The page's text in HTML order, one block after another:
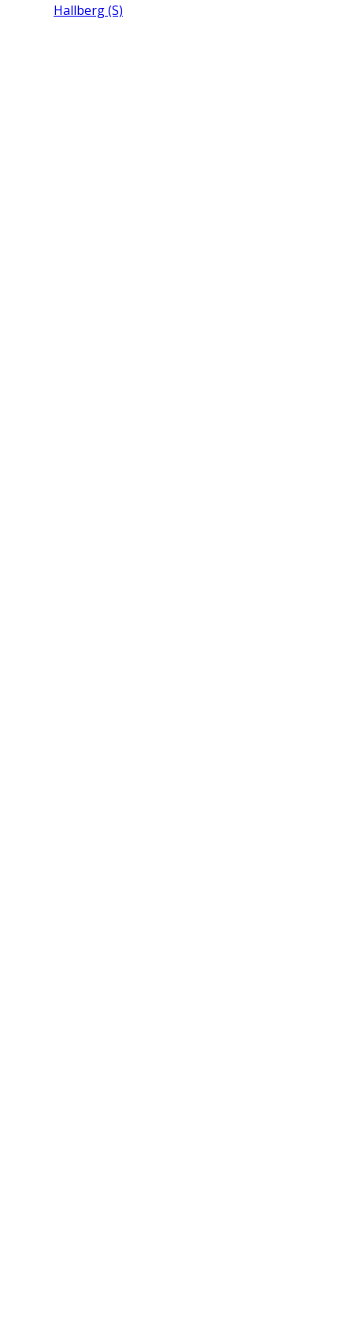
Hallberg (S)